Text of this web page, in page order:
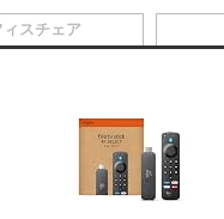
ィスチェア